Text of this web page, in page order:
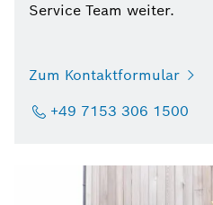
Service Team weiter.
Zum Kontaktformular
+49 7153 306 1500